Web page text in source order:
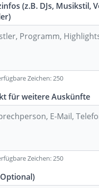
(z.B. DJs, Musikstil,
Zeichen:250
für weitere Auskünfte
Zeichen:250